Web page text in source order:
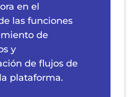
en el
las funciones
de
y
de flujos de
plataforma.